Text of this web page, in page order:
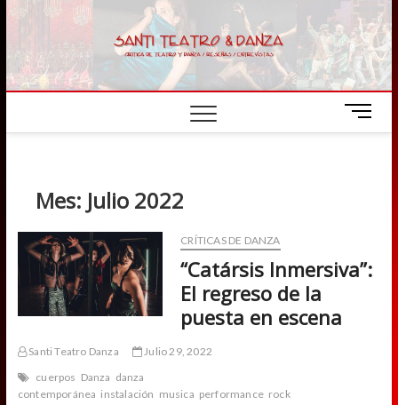
content
M
e
o
Mes: Julio 2022
CRÍTICAS DE DANZA
“Catársis Inmersiva”:
El regreso de la
puesta en escena
Santi Teatro Danza
Julio 29, 2022
cuerpos Danza danza
contemporánea instalación musica performance rock